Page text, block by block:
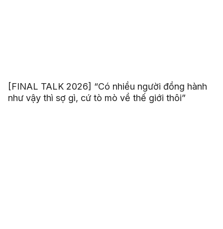
[FINAL TALK 2026] “Có nhiều người đồng hành
như vậy thì sợ gì, cứ tò mò về thế giới thôi”